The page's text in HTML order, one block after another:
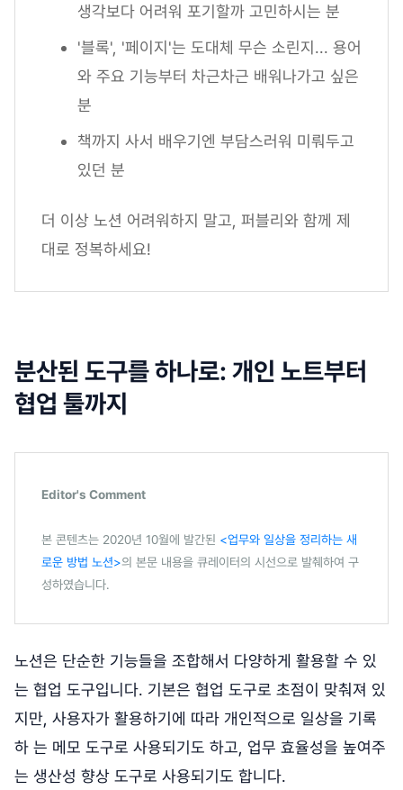
생각보다 어려워 포기할까 고민하시는 분
'블록', '페이지'는 도대체 무슨 소린지... 용어
와 주요 기능부터 차근차근 배워나가고 싶은
분
책까지 사서 배우기엔 부담스러워 미뤄두고
있던 분
더 이상 노션 어려워하지 말고, 퍼블리와 함께 제
대로 정복하세요!
분산된 도구를 하나로: 개인 노트부터
협업 툴까지
Editor's Comment
본 콘텐츠는 2020년 10월에 발간된 <업무와 일상을 정리하는 새
로운 방법 노션>의 본문 내용을 큐레이터의 시선으로 발췌하여 구
성하였습니다.
노션은 단순한 기능들을 조합해서 다양하게 활용할 수 있
는 협업 도구입니다. 기본은 협업 도구로 초점이 맞춰져 있
지만, 사용자가 활용하기에 따라 개인적으로 일상을 기록
하 는 메모 도구로 사용되기도 하고, 업무 효율성을 높여주
는 생산성 향상 도구로 사용되기도 합니다.